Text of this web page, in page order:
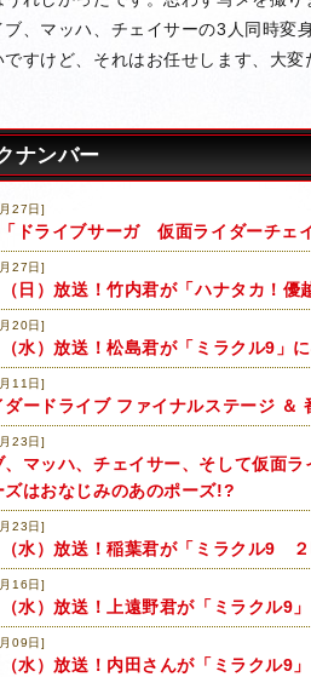
、マッハ、チェイサーの3人同時変
すけど、それはお任せします、大変
ナンバー
27日]
ドライブサーガ 仮面ライダーチェ
27日]
日）放送！竹内君が「ハナタカ！優
20日]
水）放送！松島君が「ミラクル9」に
11日]
ダードライブ ファイナルステージ ＆
23日]
、マッハ、チェイサー、そして仮面
ズはおなじみのあのポーズ!?
23日]
水）放送！稲葉君が「ミラクル9 ２
16日]
水）放送！上遠野君が「ミラクル9」
09日]
水）放送！内田さんが「ミラクル9」